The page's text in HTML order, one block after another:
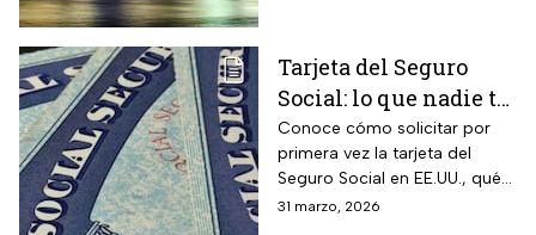
Tarjeta del Seguro
Social: lo que nadie te
cuenta sobre cómo
obtenerla o
reemplazarla
Conoce cómo solicitar por
primera vez la tarjeta del
Seguro Social en EE.UU., qué
hacer para reemplazarla y
31 marzo, 2026